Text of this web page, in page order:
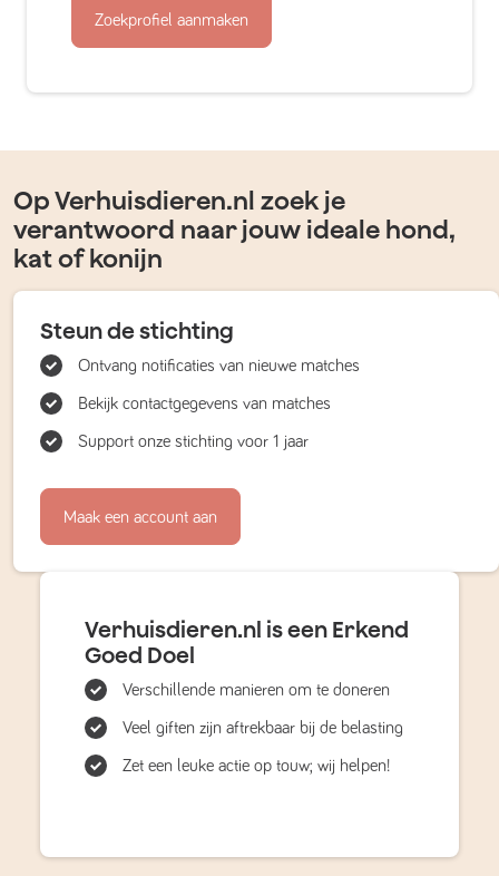
Zoekprofiel aanmaken
Op Verhuisdieren.nl zoek je
verantwoord naar jouw ideale hond,
kat of konijn
Steun de stichting
Ontvang notificaties van nieuwe matches
Bekijk contactgegevens van matches
Support onze stichting voor 1 jaar
Maak een account aan
Verhuisdieren.nl is een Erkend
Goed Doel
Verschillende manieren om te doneren
Veel giften zijn aftrekbaar bij de belasting
Zet een leuke actie op touw; wij helpen!